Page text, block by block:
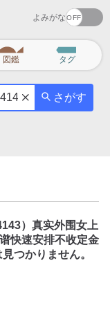
よみがな
図鑑 タグ
さがす
）真实外围女上
快速安排不收定金
つかりません。